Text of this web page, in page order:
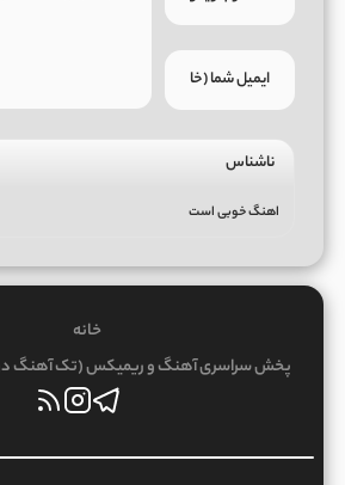
ناشناس
اهنگ خوبی است
خانه
پخش سراسری آهنگ و ریمیکس (تک آهنگ در